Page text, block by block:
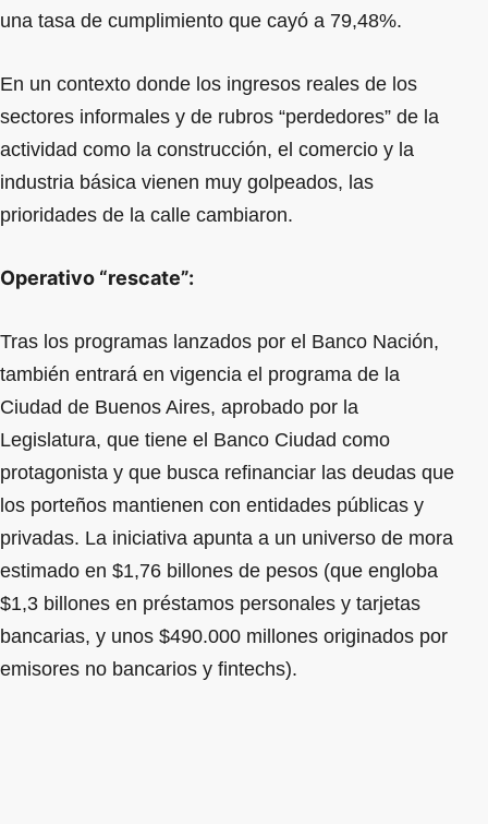
una tasa de cumplimiento que cayó a 79,48%.
En un contexto donde los ingresos reales de los
sectores informales y de rubros “perdedores” de la
actividad como la construcción, el comercio y la
industria básica vienen muy golpeados, las
prioridades de la calle cambiaron.
Operativo “rescate”:
Tras los programas lanzados por el Banco Nación,
también entrará en vigencia el programa de la
Ciudad de Buenos Aires, aprobado por la
Legislatura, que tiene el Banco Ciudad como
protagonista y que busca refinanciar las deudas que
los porteños mantienen con entidades públicas y
privadas. La iniciativa apunta a un universo de mora
estimado en $1,76 billones de pesos (que engloba
$1,3 billones en préstamos personales y tarjetas
bancarias, y unos $490.000 millones originados por
emisores no bancarios y fintechs).